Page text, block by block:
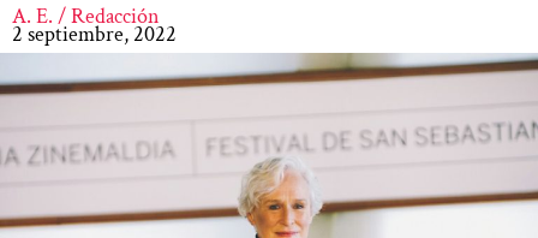
A. E. / Redacción
2 septiembre, 2022